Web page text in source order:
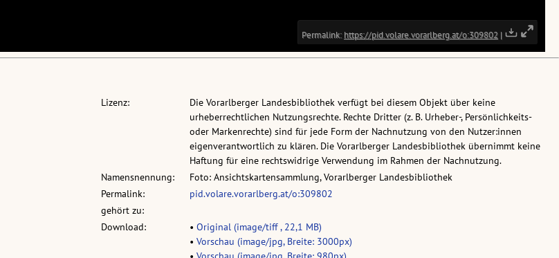
Lizenz:
Die Vorarlberger Landesbibliothek verfügt bei diesem Objekt über keine
urheberrechtlichen Nutzungsrechte. Rechte Dritter (z. B. Urheber-, Persönlichkeits-
oder Markenrechte) sind für jede Form der Nachnutzung von den Nutzer:innen
eigenverantwortlich zu klären. Die Vorarlberger Landesbibliothek übernimmt keine
Haftung für eine rechtswidrige Verwendung im Rahmen der Nachnutzung.
Namensnennung:
Foto: Ansichtskartensammlung, Vorarlberger Landesbibliothek
Permalink:
pid.volare.vorarlberg.at/o:309802
gehört zu:
Download:
• Original (image/tiff , 22,1 MB)
• Vorschau (image/jpg, Breite: 3000px)